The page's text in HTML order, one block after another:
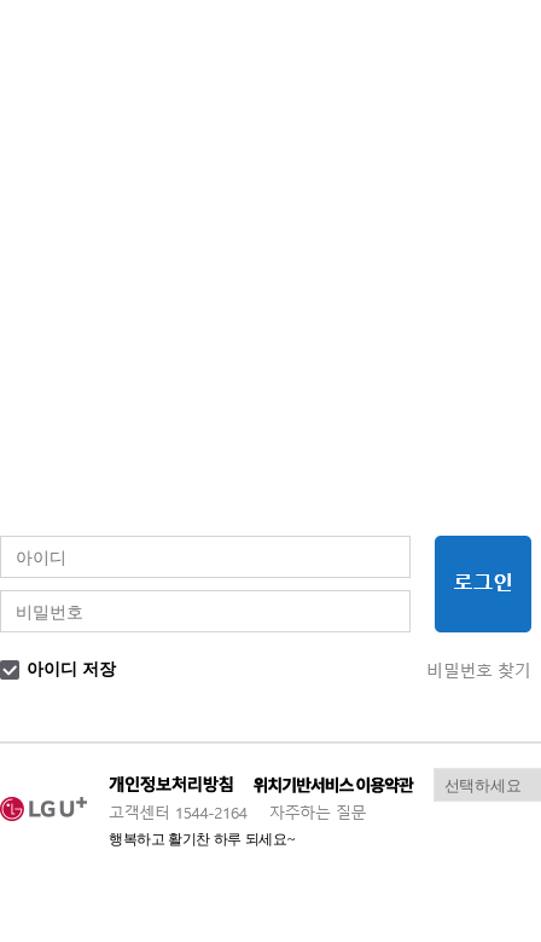
아이디 저장
행복하고 활기찬 하루 되세요~